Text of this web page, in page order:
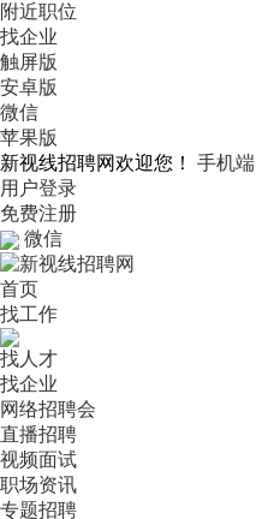
附近职位
找企业
触屏版
安卓版
微信
苹果版
新视线招聘网欢迎您！
手机端
用户登录
免费注册
微信
首页
找工作
找人才
找企业
网络招聘会
直播招聘
视频面试
职场资讯
专题招聘